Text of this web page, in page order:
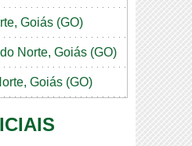
Goiás (GO)
Norte, Goiás (GO)
Goiás (GO)